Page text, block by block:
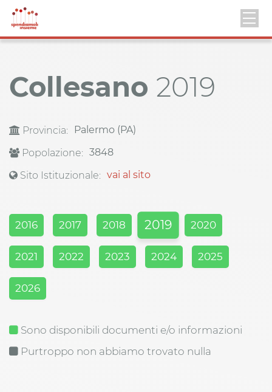
Collesano 2019
Provincia:
Palermo (PA)
Popolazione: 3848
Sito Istituzionale: vai al sito
2016 2017 2018 2019 2020
2021 2022 2023 2024 2025
2026
Sono disponibili documenti e/o informazioni
Purtroppo non abbiamo trovato nulla